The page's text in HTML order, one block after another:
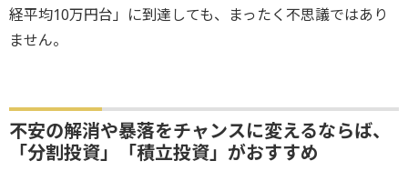
経平均10万円台」に到達しても、まったく不思議ではあり
ません。
不安の解消や暴落をチャンスに変えるならば、
「分割投資」「積立投資」がおすすめ